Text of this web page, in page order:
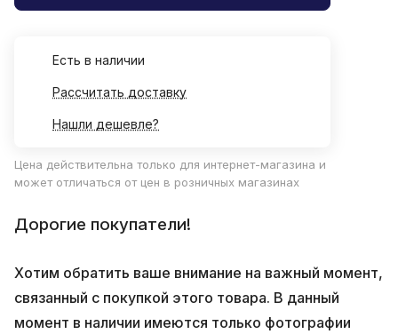
Есть в наличии
Рассчитать доставку
Нашли дешевле?
Цена действительна только для интернет-магазина и
может отличаться от цен в розничных магазинах
Дорогие покупатели!
Хотим обратить ваше внимание на важный момент,
связанный с покупкой этого товара. В данный
момент в наличии имеются только фотографии